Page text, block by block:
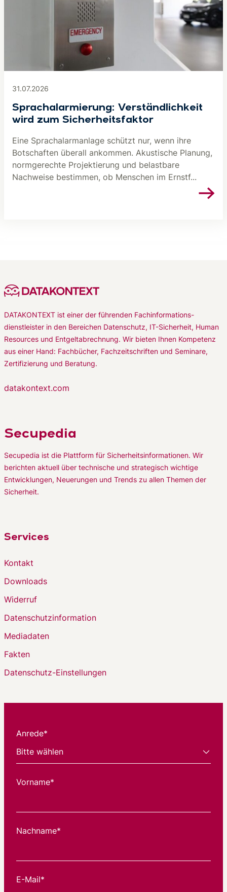
31.07.2026
Sprachalarmierung: Verständlichkeit
wird zum Sicherheitsfaktor
Eine Sprachalarmanlage schützt nur, wenn ihre
Botschaften überall ankommen. Akustische Planung,
normgerechte Projektierung und belastbare
Nachweise bestimmen, ob Menschen im Ernstf...
DATAKONTEXT ist einer der führenden Fachinformations-
dienstleister in den Bereichen Datenschutz, IT-Sicherheit, Human
Resources und Entgeltabrechnung. Wir bieten Ihnen Kompetenz
aus einer Hand: Fachbücher, Fachzeitschriften und Seminare,
Zertifizierung und Beratung.
datakontext.com
Secupedia
Secupedia ist die Plattform für Sicherheitsinformationen. Wir
berichten aktuell über technische und strategisch wichtige
Entwicklungen, Neuerungen und Trends zu allen Themen der
Sicherheit.
Services
Kontakt
Downloads
Widerruf
Datenschutzinformation
Mediadaten
Fakten
Datenschutz-Einstellungen
Anrede*
Vorname*
Nachname*
E-Mail*